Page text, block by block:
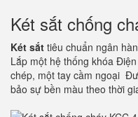
Két sắt chống
Két sắt tiêu chuẩn ngân
Lắp một hệ thống khóa
chép, một tay cầm ngoại
bảo sự bền màu theo thời